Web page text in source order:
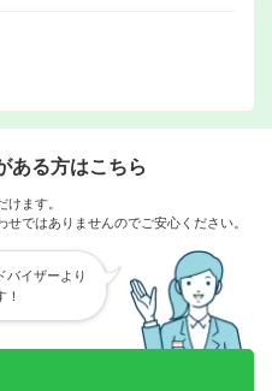
ある方はこちら
ます。
ではありませんのでご安心ください。
バイザーより